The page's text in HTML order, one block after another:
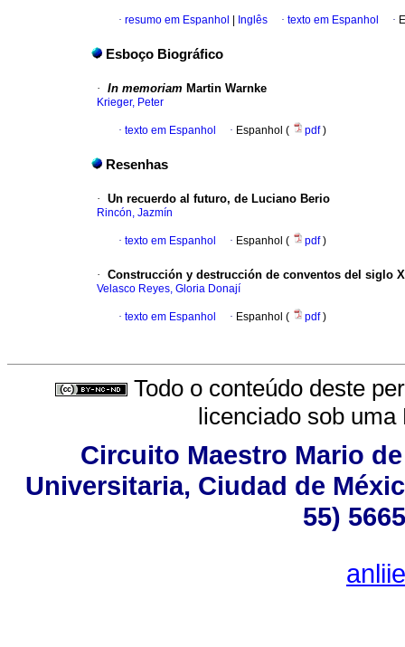
· resumo em Espanhol Inglês · texto em Espanhol ·
Esboço Biográfico
· In memoriam Martin Warnke
Krieger, Peter
· texto em Espanhol · Espanhol ( pdf)
Resenhas
· Un recuerdo al futuro, de Luciano Berio
Rincón, Jazmín
· texto em Espanhol · Espanhol ( pdf)
· Construcción y destrucción de conventos del siglo
Velasco Reyes, Gloria Donají
· texto em Espanhol · Espanhol ( pdf)
Todo o conteúdo deste
licenciado sob uma
Circuito Maestro Mario
Universitaria, Ciudad de
55)